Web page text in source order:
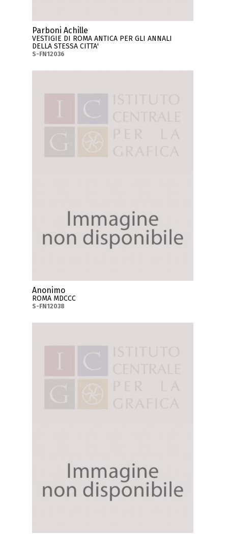
Parboni Achille
VESTIGIE DI ROMA ANTICA PER GLI ANNALI
DELLA STESSA CITTA'
S-FN12036
Anonimo
ROMA MDCCC
S-FN12038